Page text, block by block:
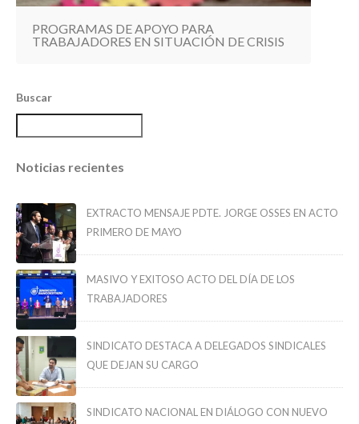
PROGRAMAS DE APOYO PARA
TRABAJADORES EN SITUACIÓN DE CRISIS
Buscar
Noticias recientes
EXTRACTO MENSAJE PDTE. JORGE OSSES EN ACTO
PRIMERO DE MAYO
MASIVO Y EXITOSO ACTO DEL DÍA DE LOS
TRABAJADORES
SINDICATO DESTACA A DELEGADOS SINDICALES
QUE DEJAN SU CARGO
SINDICATO NACIONAL EN DIÁLOGO CON NUEVO